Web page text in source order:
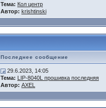
Тема: Кол центр
Автор: krishtinski
Последнее сообщение
29.6.2023, 14:05
Тема: LIP-8040L прошивка последняя
Автор: AXEL